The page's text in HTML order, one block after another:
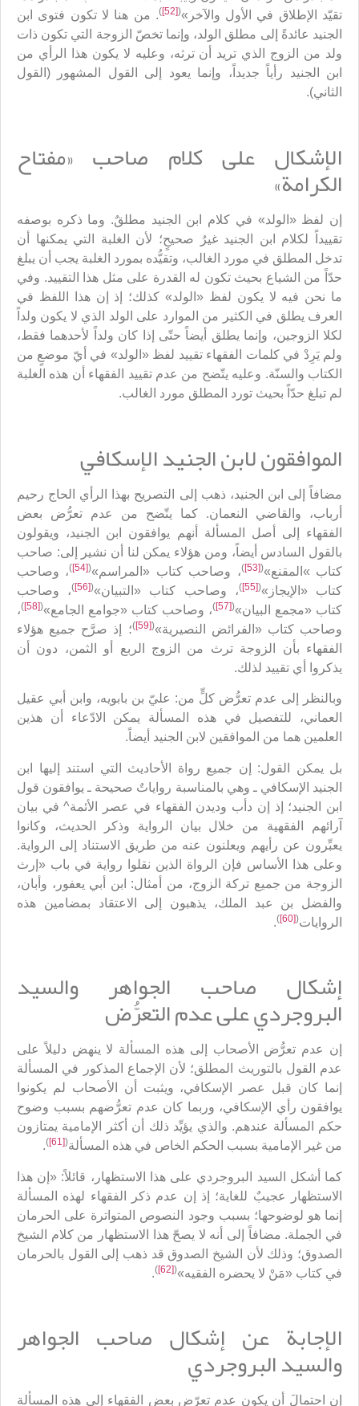
تقيّد الإطلاق في الأول والآخر»(
[52]
). من هنا لا تكون فتوى ابن
الجنيد عائدةً إلى مطلق الولد، وإنما تخصّ الزوجة التي تكون ذات
ولد من الزوج الذي تريد أن ترثه، وعليه لا يكون هذا الرأي من
ابن الجنيد رأياً جديداً، وإنما يعود إلى القول المشهور (القول
الثاني).
الإشكال على كلام صاحب «مفتاح
الكرامة»
إن لفظ «الولد» في كلام ابن الجنيد مطلقٌ. وما ذكره بوصفه
تقييداً لكلام ابن الجنيد غيرُ صحيحٍ؛ لأن الغلبة التي يمكنها أن
تدخل المطلق في مورد الغالب، وتقيُّده بمورد الغلبة يجب أن يبلغ
حدّاً من الشياع بحيث تكون له القدرة على مثل هذا التقييد. وفي
ما نحن فيه لا يكون لفظ «الولد» كذلك؛ إذ إن هذا اللفظ في
العرف يطلق في الكثير من الموارد على الولد الذي لا يكون ولداً
لكلا الزوجين، وإنما يطلق أيضاً حتّى إذا كان ولداً لأحدهما فقط،
ولم يَرِدْ في كلمات الفقهاء تقييد لفظ «الولد» في أيّ موضعٍ من
الكتاب والسنّة. وعليه يتّضح من عدم تقييد الفقهاء أن هذه الغلبة
لم تبلغ حدّاً بحيث تورد المطلق مورد الغالب.
الموافقون لابن الجنيد الإسكافي
مضافاً إلى ابن الجنيد، ذهب إلى التصريح بهذا الرأي الحاج رحيم
أرباب، والقاضي النعمان. كما يتّضح من عدم تعرُّض بعض
الفقهاء إلى أصل المسألة أنهم يوافقون ابن الجنيد، ويقولون
بالقول السادس أيضاً، ومن هؤلاء يمكن لنا أن نشير إلى: صاحب
كتاب »المقنع»(
[53]
)، وصاحب كتاب «المراسم»(
[54]
)، وصاحب
كتاب «الإيجاز»(
[55]
)، وصاحب كتاب «التبيان»(
[56]
)، وصاحب
كتاب «مجمع البيان»(
[57]
)، وصاحب كتاب «جوامع الجامع»(
[58]
)،
وصاحب كتاب «الفرائض النصيرية»(
[59]
)؛ إذ صرَّح جميع هؤلاء
الفقهاء بأن الزوجة ترث من الزوج الربع أو الثمن، دون أن
يذكروا أي تقييد لذلك.
وبالنظر إلى عدم تعرُّض كلٍّ من: عليّ بن بابويه، وابن أبي عقيل
العماني، للتفصيل في هذه المسألة يمكن الادّعاء أن هذين
العلمين هما من الموافقين لابن الجنيد أيضاً.
بل يمكن القول: إن جميع رواة الأحاديث التي استند إليها ابن
الجنيد الإسكافي ـ وهي بالمناسبة رواياتٌ صحيحة ـ يوافقون قول
ابن الجنيد؛ إذ إن دأب وديدن الفقهاء في عصر الأئمة^ في بيان
آرائهم الفقهية من خلال بيان الرواية وذكر الحديث، وكانوا
يعبِّرون عن رأيهم ويعلنون عنه من طريق الاستناد إلى الرواية.
وعلى هذا الأساس فإن الرواة الذين نقلوا رواية في باب «إرث
الزوجة من جميع تركة الزوج، من أمثال: ابن أبي يعفور، وأبان،
والفضل بن عبد الملك، يذهبون إلى الاعتقاد بمضامين هذه
الروايات(
[60]
)
.
إشكال صاحب الجواهر والسيد
البروجردي على عدم التعرُّض
إن عدم تعرُّض الأصحاب إلى هذه المسألة لا ينهض دليلاً على
عدم القول بالتوريث المطلق؛ لأن الإجماع المذكور في المسألة
إنما كان قبل عصر الإسكافي، ويثبت أن الأصحاب لم يكونوا
يوافقون رأي الإسكافي، وربما كان عدم تعرُّضهم بسبب وضوح
حكم المسألة عندهم. والذي يؤيِّد ذلك أن أكثر الإمامية يمتازون
من غير الإمامية بسبب الحكم الخاص في هذه المسألة(
[61]
)
.
كما أشكل السيد البروجردي على هذا الاستظهار، قائلاً: «إن هذا
الاستظهار عجيبٌ للغاية؛ إذ إن عدم ذكر الفقهاء لهذه المسألة
إنما هو لوضوحها؛ بسبب وجود النصوص المتواترة على الحرمان
في الجملة. مضافاً إلى أنه لا يصحّ هذا الاستظهار من كلام الشيخ
الصدوق؛ وذلك لأن الشيخ الصدوق قد ذهب إلى القول بالحرمان
في كتاب «مَنْ لا يحضره الفقيه»(
[62]
)
.
الإجابة عن إشكال صاحب الجواهر
والسيد البروجردي
إن احتمالَ أن يكون عدم تعرّض بعض الفقهاء إلى هذه المسألة